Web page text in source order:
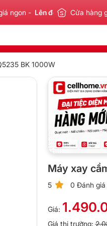
- Lên đời tiết kiệm Sản
Cửa hàng
BK 1000W
Máy xay
5 0 Đánh giá
Giá:
Giá thị trường: